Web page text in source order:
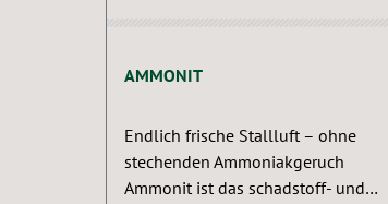
AMMONIT
Endlich frische Stallluft – ohne
stechenden Ammoniakgeruch
Ammonit ist das schadstoff- und